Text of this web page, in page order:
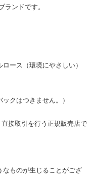
ランドです。
ース（環境にやさしい）
クはつきません。）
接取引を行う正規販売店で
ものが生じることがござ